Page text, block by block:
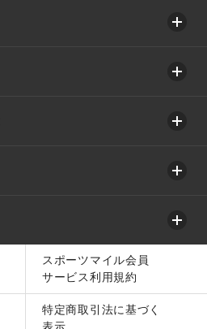
スポーツマイル会員
サービス利用規約
特定商取引法に基づく